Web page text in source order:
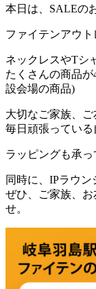
本日は、SALEの
ファイテンアウ
ネックレスやTシ
たくさんの商品
設会場の商品)
大切なご家族、
毎日頑張ってい
ラッピングも承っ
同時に、IPラウン
ぜひ、ご家族、
せ。